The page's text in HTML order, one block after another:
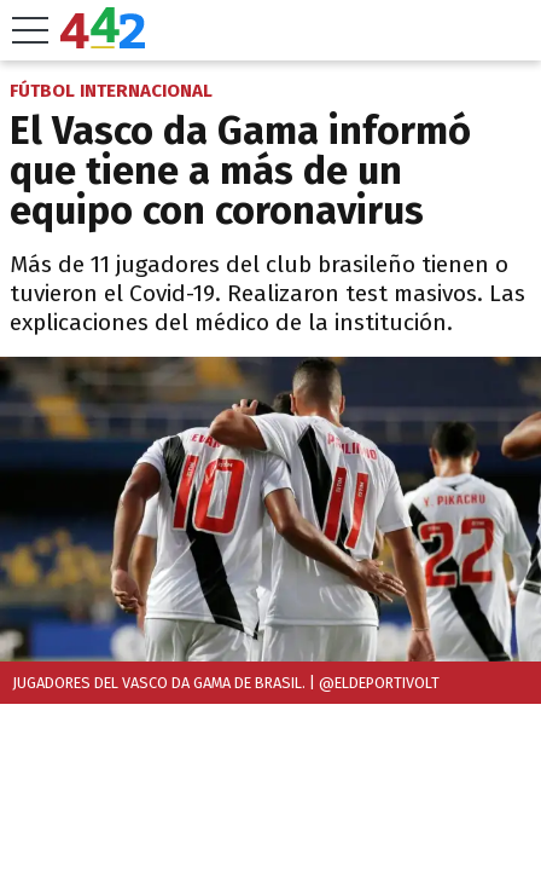
FÚTBOL INTERNACIONAL
El Vasco da Gama informó
que tiene a más de un
equipo con coronavirus
Más de 11 jugadores del club brasileño tienen o
tuvieron el Covid-19. Realizaron test masivos. Las
explicaciones del médico de la institución.
JUGADORES DEL VASCO DA GAMA DE BRASIL. | @ELDEPORTIVOLT